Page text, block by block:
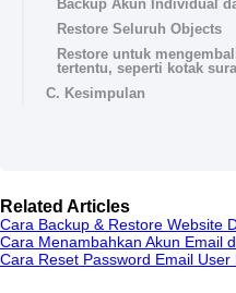
Backup Akun Individual
Restore Seluruh Objects
Restore untuk
tertentu, seperti kotak
C. Kesimpulan
Related Articles
Cara Backup & Restore Website
Cara Menambahkan Akun Email
Cara Reset Password Email User